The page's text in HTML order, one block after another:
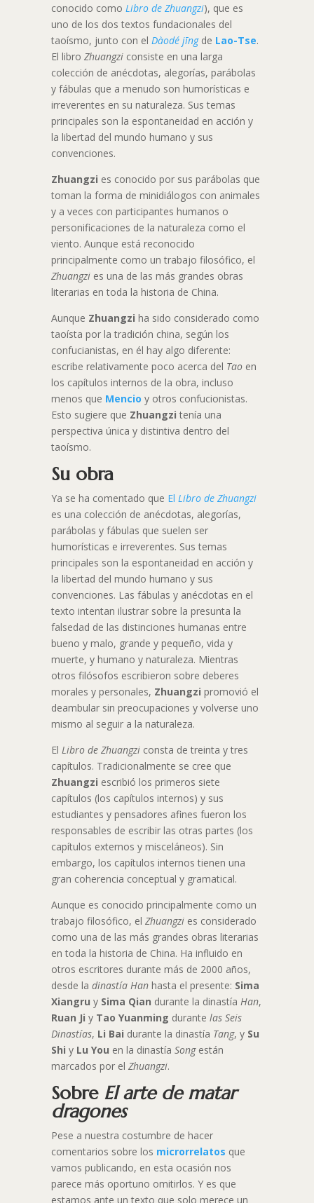
conocido como Libro de Zhuangzi), que es
uno de los dos textos fundacionales del
taoísmo, junto con el Dàodé jīngde Lao-Tse.
El libro Zhuangzi consiste en una larga
colección de anécdotas, alegorías, parábolas
y fábulas que a menudo son humorísticas e
irreverentes en su naturaleza. Sus temas
principales son la espontaneidad en acción y
la libertad del mundo humano y sus
convenciones.
Zhuangzi es conocido por sus parábolas que
toman la forma de minidiálogos con animales
y a veces con participantes humanos o
personificaciones de la naturaleza como el
viento. Aunque está reconocido
principalmente como un trabajo filosófico, el
Zhuangzi es una de las más grandes obras
literarias en toda la historia de China.
Aunque Zhuangzi ha sido considerado como
taoísta por la tradición china, según los
confucianistas, en él hay algo diferente:
escribe relativamente poco acerca del Tao en
los capítulos internos de la obra, incluso
menos que Mencio y otros confucionistas.
Esto sugiere que Zhuangzi tenía una
perspectiva única y distintiva dentro del
taoísmo.
Su obra
Ya se ha comentado que El Libro de Zhuangzi
es una colección de anécdotas, alegorías,
parábolas y fábulas que suelen ser
humorísticas e irreverentes. Sus temas
principales son la espontaneidad en acción y
la libertad del mundo humano y sus
convenciones. Las fábulas y anécdotas en el
texto intentan ilustrar sobre la presunta la
falsedad de las distinciones humanas entre
bueno y malo, grande y pequeño, vida y
muerte, y humano y naturaleza. Mientras
otros filósofos escribieron sobre deberes
morales y personales, Zhuangzi promovió el
deambular sin preocupaciones y volverse uno
mismo al seguir a la naturaleza.
El Libro de Zhuangziconsta de treinta y tres
capítulos. Tradicionalmente se cree que
Zhuangzi escribió los primeros siete
capítulos (los capítulos internos) y sus
estudiantes y pensadores afines fueron los
responsables de escribir las otras partes (los
capítulos externos y misceláneos). Sin
embargo, los capítulos internos tienen una
gran coherencia conceptual y gramatical.
Aunque es conocido principalmente como un
trabajo filosófico, el Zhuangzi es considerado
como una de las más grandes obras literarias
en toda la historia de China. Ha influido en
otros escritores durante más de 2000 años,
desde la dinastía Hanhasta el presente: Sima
Xiangru y Sima Qian durante la dinastía Han,
Ruan Ji y Tao Yuanming durante las Seis
Dinastías, Li Bai durante la dinastía Tang, y Su
Shi y Lu You en la dinastía Songestán
marcados por el Zhuangzi.
Sobre El arte de matar
dragones
Pese a nuestra costumbre de hacer
comentarios sobre los microrrelatos que
vamos publicando, en esta ocasión nos
parece más oportuno omitirlos. Y es que
estamos ante un texto que solo merece un